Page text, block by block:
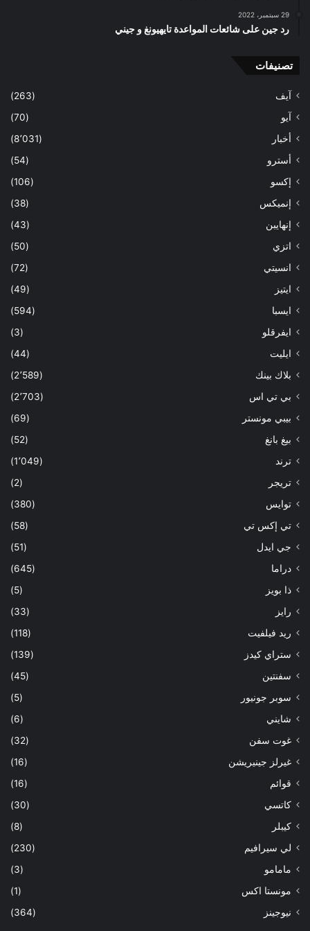
29 سبتمبر، 2022
رد جين على شائعات المواعدة تايهيونغ و جيني
تصنيفات
آيف
(263)
آيو
(70)
أخبار
(8٬031)
أسترو
(54)
إكسو
(106)
إنميكس
(38)
إنهايبن
(43)
اتزي
(50)
انسيتي
(72)
ايتيز
(49)
ايسبا
(594)
ايفرقلو
(3)
ايليت
(44)
بلاك بينك
(2٬589)
بي تي اس
(2٬703)
بيبي مونستر
(69)
بيغ بانغ
(52)
ترند
(1٬049)
تريجر
(2)
توايس
(380)
تي إكس تي
(58)
جي ايدل
(51)
دراما
(645)
ذا بويز
(5)
رايز
(33)
ريد فيلفيت
(118)
ستراي كيدز
(139)
سفنتين
(45)
سوبر جونيور
(5)
شايني
(6)
غوت سفن
(32)
غيرلز جينيريشن
(16)
قوائم
(16)
كاتسي
(30)
كيبلر
(8)
لي سيرافيم
(230)
مامامو
(3)
مونستا اكس
(1)
نيوجينز
(364)